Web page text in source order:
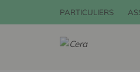
PARTICULIERS